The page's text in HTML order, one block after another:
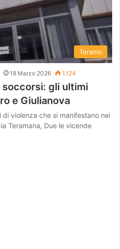
Teramo
18 Marzo 2026 1.124
gli ultimi
e Giulianova
violenza che si manifestano nei
Teramana, Due le vicende